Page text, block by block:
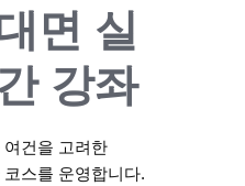
면 실
강좌
여건을 고려한
코스를 운영합니다.